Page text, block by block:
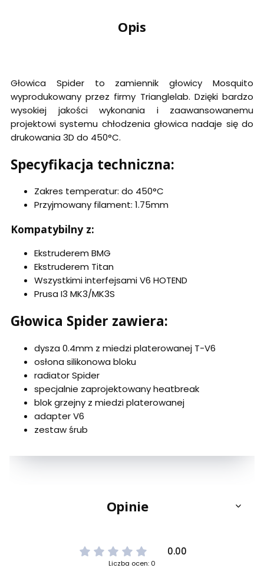
Opis
Głowica Spider to zamiennik głowicy Mosquito
wyprodukowany przez firmy Trianglelab. Dzięki bardzo
wysokiej jakości wykonania i zaawansowanemu
projektowi systemu chłodzenia głowica nadaje się do
drukowania 3D do 450°C.
Specyfikacja techniczna:
Zakres temperatur: do 450°C
Przyjmowany filament: 1.75mm
Kompatybilny z:
Ekstruderem BMG
Ekstruderem Titan
Wszystkimi interfejsami V6 HOTEND
Prusa I3 MK3/MK3S
Głowica Spider zawiera:
dysza 0.4mm z miedzi platerowanej T-V6
osłona silikonowa bloku
radiator Spider
specjalnie zaprojektowany heatbreak
blok grzejny z miedzi platerowanej
adapter V6
zestaw śrub
Opinie
0.00
Liczba ocen: 0